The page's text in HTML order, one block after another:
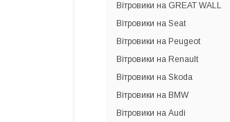
Вітровики на GREAT WALL
Вітровики на Seat
Вітровики на Peugeot
Вітровики на Renault
Вітровики на Skoda
Вітровики на BMW
Вітровики на Audi